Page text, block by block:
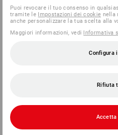
Puoi revocare il tuo consenso in
tramite le Impostazioni dei cookie nella
anche personalizzare la tua scelta alla
Maggiori informazioni, vedi Informativa
Configura
Rifiuta